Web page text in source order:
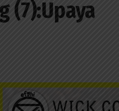
(7):Upaya